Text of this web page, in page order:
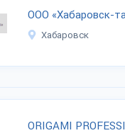
ООО «Хабаровск-
Хабаровск
ORIGAMI